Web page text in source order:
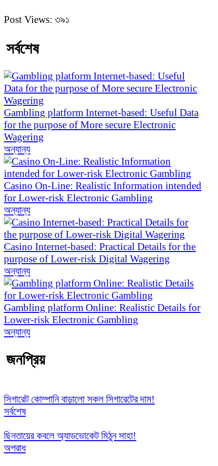
Post Views: ৩৯১
সর্বশেষ
Gambling platform Internet-based: Useful Data
for the purpose of More secure Electronic
Wagering
অন্যান্য
Casino On-Line: Realistic Information intended
for Lower-risk Electronic Gambling
অন্যান্য
Casino Internet-based: Practical Details for the
purpose of Lower-risk Digital Wagering
অন্যান্য
Gambling platform Online: Realistic Details for
Lower-risk Electronic Gambling
অন্যান্য
জনপ্রিয়
সিগারেট কোম্পানি বাড়ালো সকল সিগারেটের দাম!
সর্বশেষ
ছিনতায়ের কবলে অ্যাডভোকেট মিঠুন সাহা!
অপরাধ